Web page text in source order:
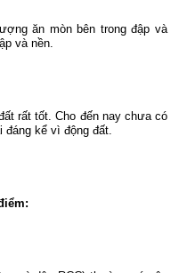
ăn mòn bên trong đập và
và nền.
rất tốt. Cho đến nay chưa có
đáng kể vì động đất.